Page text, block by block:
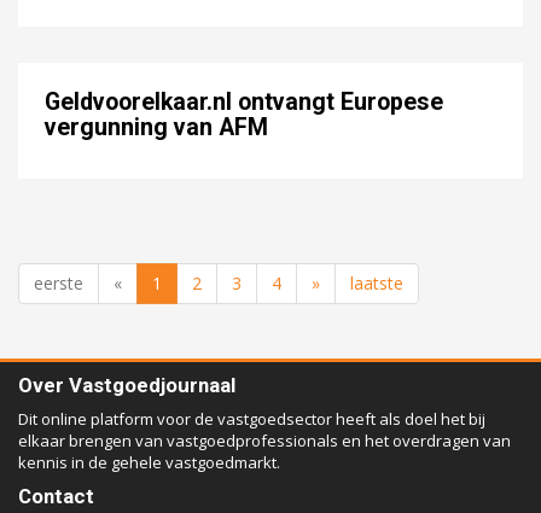
Geldvoorelkaar.nl ontvangt Europese
vergunning van AFM
eerste « 1 2 3 4 » laatste
Over Vastgoedjournaal
Dit online platform voor de vastgoedsector heeft als doel het bij
elkaar brengen van vastgoedprofessionals en het overdragen van
kennis in de gehele vastgoedmarkt.
Contact